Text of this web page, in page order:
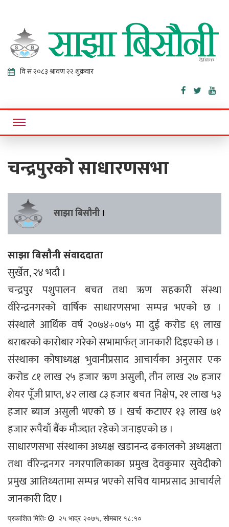
Sajha
Bisaunee
Online News Portal
चन्द्रपुरको साधारणसभा
साझा बिसौनी ।
साझा बिसौनी संवाददाता
सुर्खेत, २४ भदौ ।
चन्द्रपुर पशुपालन बचत तथा ऋण सहकारी संस्था
वीरेन्द्रनगरको वार्षिक साधारणसभा सम्पन्न भएको छ ।
संस्थाले आर्थिक वर्ष २०७४÷०७५ मा दुई करोड ६९ लाख
बराबरको कारोबार गरेको सभामार्फत् जानकारी दिइएको छ ।
संस्थाका कोषाध्यक्ष भुवानीप्रसाद आचार्यका अनुसार एक
करोड ८१ लाख २५ हजार ऋण असुली, तीन लाख २७ हजार
शेयर पूँजी प्राप्त, ४२ लाख ८३ हजार बचत निक्षेप, २१ लाख ५३
हजार ब्याज असुली भएको छ । खर्च कटाएर १३ लाख ७१
हजार रूपैयाँ बैंक मौज्दात रहेको जनाइएको छ ।
साधारणसभा संस्थाका अध्यक्ष खडानन्द ढकालको अध्यक्षता
तथा वीरेन्द्रनगर नगरपालिकाका प्रमुख देवकुमार सुवेदीको
प्रमुख आतिथ्यतामा सम्पन्न भएको सचिव यामप्रसाद आचार्यले
जानकारी दिए ।
प्रकाशित मितिः २५ भाद्र २०७५, सोमबार १८:१०